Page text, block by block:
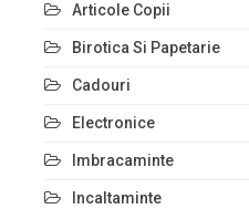
Articole Copii
Birotica Si Papetarie
Cadouri
Electronice
Imbracaminte
Incaltaminte